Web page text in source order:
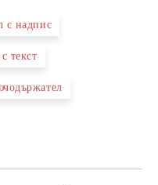
с надпис
текст